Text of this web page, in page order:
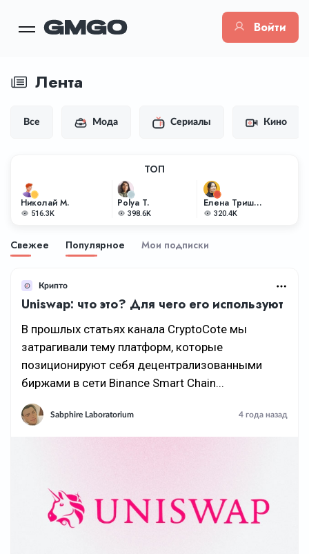
Войти
Лента
Все Мода Сериалы Кино
ТОП
Николай М.
516.3K
Polya T.
398.6K
Елена Тришкина
320.4K
Свежее Популярное Мои подписки
Крипто
Uniswap: что это? Для чего его используют
В прошлых статьях канала CryptoCote мы
затрагивали тему платформ, которые
позиционируют себя децентрализованными
биржами в сети Binance Smart Chain...
Sabphire Laboratorium 4 года назад